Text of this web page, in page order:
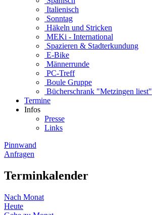
Italienisch
Sonntag
Häkeln und Stricken
MEKi - International
Spazieren & Stadterkundung
E-Bike
Männerrunde
PC-Treff
Boule Gruppe
Bücherschrank "Metzingen liest"
Termine
Infos
Presse
Links
Pinnwand
Anfragen
Terminkalender
Nach Monat
Heute